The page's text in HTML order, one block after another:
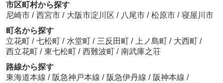
市区町村から探す
尼崎市 / 西宮市 / 大阪市淀川区 / 八尾市 / 松原市 / 寝屋川市
町名から探す
立花町 / 七松町 / 水堂町 / 三反田町 / 上ノ島町 / 大西町 /
西立花町 / 東七松町 / 西難波町 / 南武庫之荘
路線から探す
東海道本線 / 阪急神戸本線 / 阪急伊丹線 / 阪神本線 /